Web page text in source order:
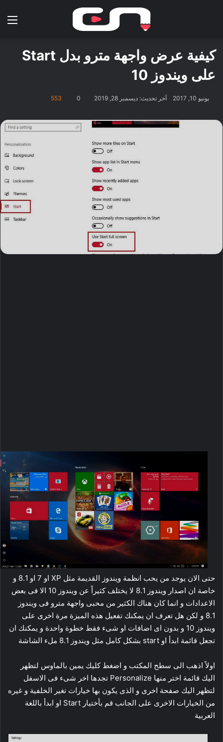
كيفية عرض واجهة مترو بدل Start
على ويندوز 10
يونيو 10, 2017 آخر تحديث: ديسمبر 28, 2019 0
553
حتى الان يوجد من يحب انظمة ويندوز القديمة مثل XP او 7 او 8.1 و
خاصة ان اصدار ويندوز 8.1 لا يختلف كثيراً عن ويندوز 10 الا فى بعض
الاعدادات و انما كان هناك الكثير من محبى واجهة مترو فى ويندوز
8.1 و لكن هل تعرف ان يمكنك تفعيل هذه الميزة مرة اخرى على
ويندوز 10 و بدون اى اضافات او شىء فقط خطوة واحدة و يمكنك ان
تجعل قائمة ابدأ او start بشكل كامل مثل ويندوز 8.1 ملء الشاشة
اولاً اذهب الى سطح المكتب و اضغط كليك يمين بالماوس لتظهر
اليك قائمة اختر منها Personalize تجدها اخر شىء فى الاسفل
لتظهر اليك صفحة اخرى و الذى يكون بها خيارات تغير الخلفية و غيره
من الخيارات الاخرى على الجانب قم بأختيار Start او ابدأ باللغة
العربية